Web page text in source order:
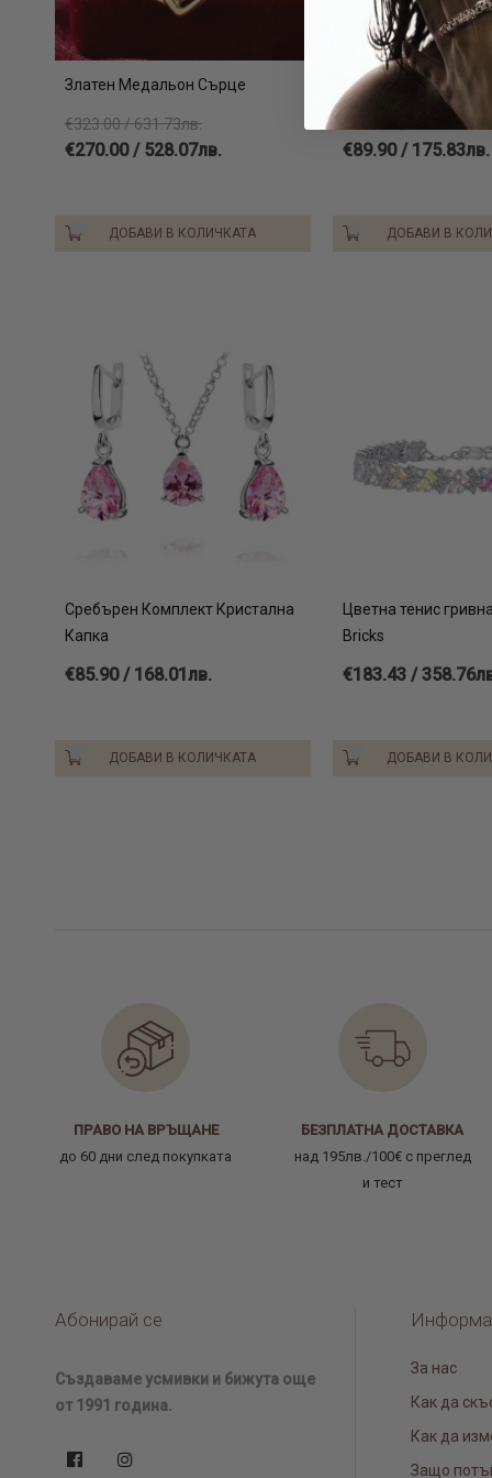
Златен Медальон Сърце
€323.00 / 631.73лв.
€270.00 / 528.07лв.
ДОБАВИ В КОЛИЧКАТА
Сребърен
€125.90 / 246.24лв.
€89.90 / 175.83лв.
ДОБАВИ В
Сребърен Комплект Кристална
Капка
€85.90 / 168.01лв.
ДОБАВИ В КОЛИЧКАТА
Цветна тенис
Bricks
€183.43 /
ДОБАВИ В
ПРАВО НА ВРЪЩАНЕ
до 60 дни след покупката
БЕЗПЛАТНА ДОСТАВКА
над 195лв./100€ с преглед
и тест
Абонирай се
Създаваме усмивки и бижута още
от 1991 година.
За нас
Как да
Как да
Защо